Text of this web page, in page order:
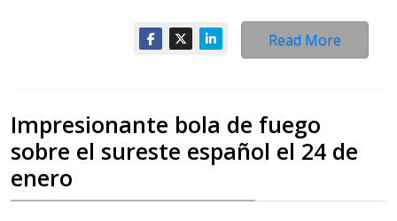
Read More
Impresionante bola de fuego
sobre el sureste español el 24 de
enero